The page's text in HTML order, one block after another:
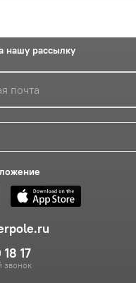
17
звонок
нашу рассылку